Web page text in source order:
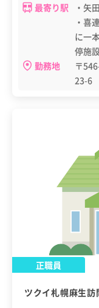
最寄り駅
・矢
・喜
に一
停施
勤務地
〒
23-6
正職員
ツクイ札幌麻生